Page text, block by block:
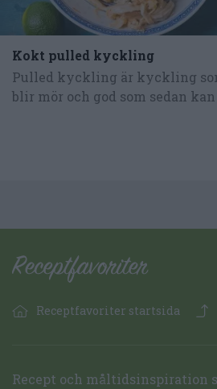
Kokt pulled kyckling
Pulled kyckling är kyckling
blir mör och god som sedan
Receptfavoriter startsida
Recept och måltidsinspiration